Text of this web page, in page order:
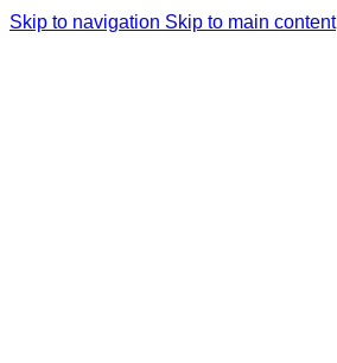
Skip to navigation Skip to main content